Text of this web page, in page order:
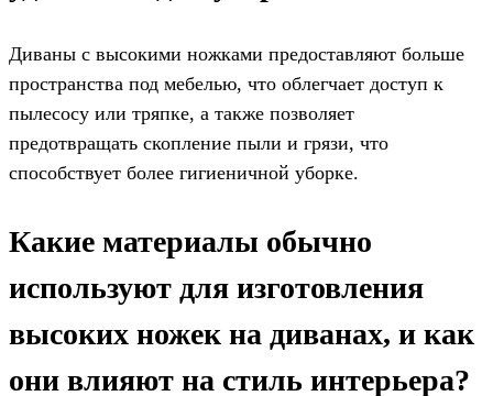
Диваны с высокими ножками предоставляют больше
пространства под мебелью, что облегчает доступ к
пылесосу или тряпке, а также позволяет
предотвращать скопление пыли и грязи, что
способствует более гигиеничной уборке.
Какие материалы обычно
используют для изготовления
высоких ножек на диванах, и как
они влияют на стиль интерьера?